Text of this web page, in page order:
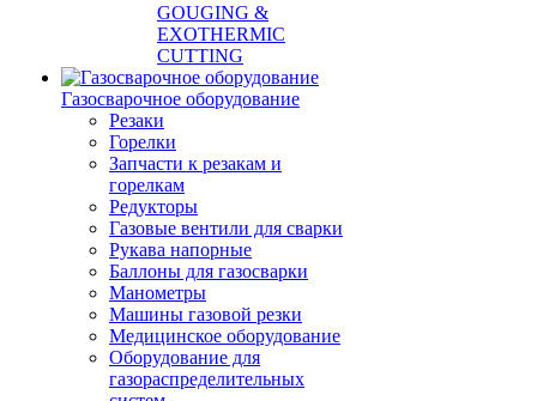
GOUGING &
EXOTHERMIC
CUTTING
Газосварочное оборудование
Резаки
Горелки
Запчасти к резакам и
горелкам
Редукторы
Газовые вентили для сварки
Рукава напорные
Баллоны для газосварки
Манометры
Машины газовой резки
Медицинское оборудование
Оборудование для
газораспределительных